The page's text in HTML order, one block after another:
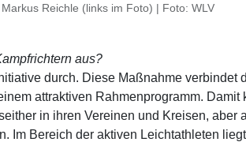
Markus Reichle (links im Foto) | Foto: WLV
auch bei den Kampfrichtern
durch. Diese Maßnahme verbindet
attraktiven Rahmenprogramm. Damit
in ihren Vereinen und Kreisen, aber
Im Bereich der aktiven Leichtathleten